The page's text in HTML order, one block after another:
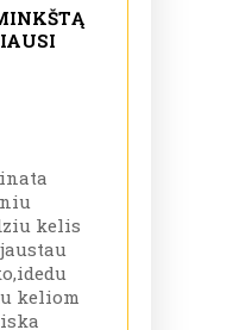
kelis
keliom